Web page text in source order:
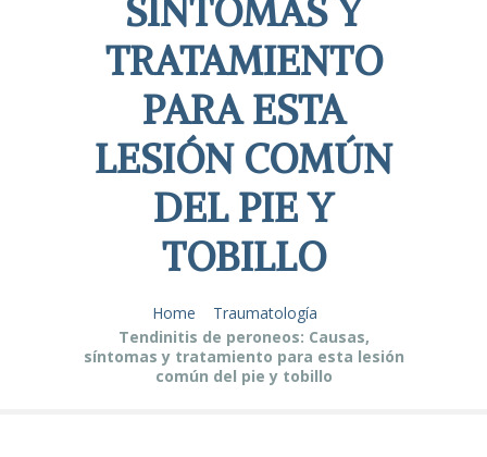
SÍNTOMAS Y
TRATAMIENTO
PARA ESTA
LESIÓN COMÚN
DEL PIE Y
TOBILLO
Home
Traumatología
Tendinitis de peroneos: Causas,
síntomas y tratamiento para esta lesión
común del pie y tobillo